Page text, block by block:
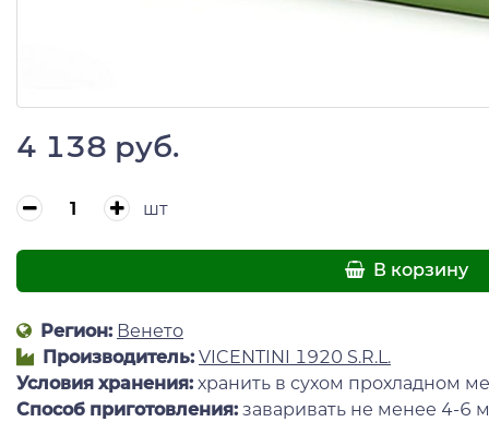
4 138 руб.
шт
В корзину
Регион: Венето
Производитель: VICENTINI 1920 S.R.L.
Условия хранения: хранить в сухом прохладном
Способ приготовления: заваривать не менее 4-6